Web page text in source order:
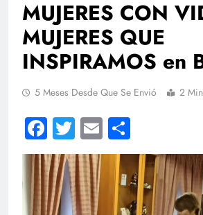
MUJERES CON
MUJERES QUE
INSPIRAMOS en
5 Meses Desde Que Se Envió 2
Facebook
Twitter
Email